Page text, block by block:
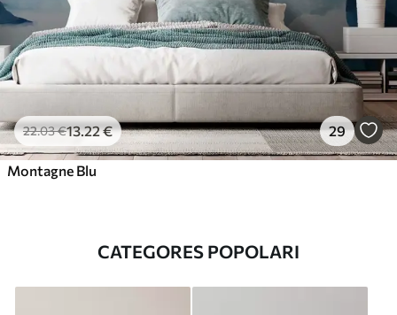
22.03€13.22€ 29
Montagne Blu
CATEGORES POPOLARI